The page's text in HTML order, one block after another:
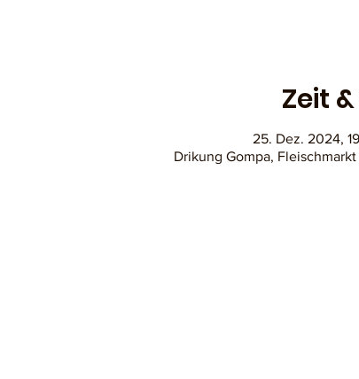
Zeit
25. Dez. 2024,
Drikung Gompa, Fleischmarkt